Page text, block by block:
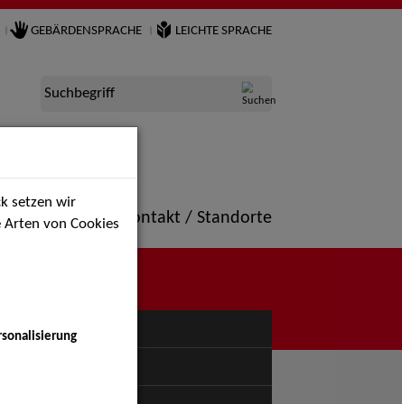
GEBÄRDENSPRACHE LEICHTE SPRACHE
Suchbegriff
Portfolio Kontakt / Standorte
setzen wir
Arten von Cookies